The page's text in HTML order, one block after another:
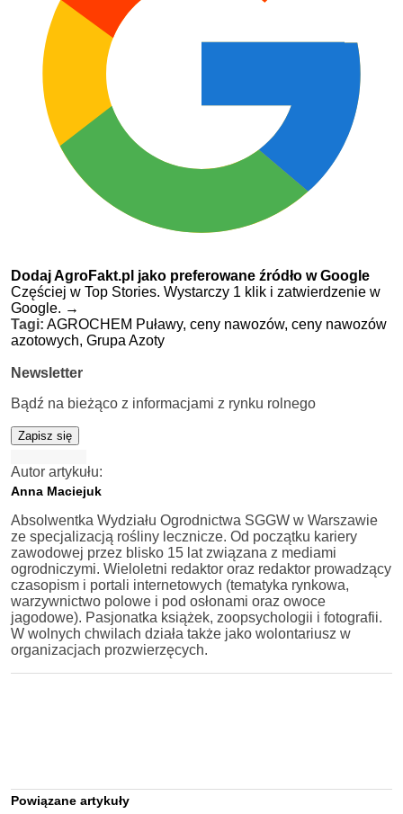
Dodaj AgroFakt.pl jako preferowane źródło w Google
Częściej w Top Stories. Wystarczy 1 klik i zatwierdzenie w
Google. →
Tagi: AGROCHEM Puławy, ceny nawozów, ceny nawozów
azotowych, Grupa Azoty
Newsletter
Bądź na bieżąco z informacjami z rynku rolnego
Zapisz się
Autor artykułu:
Anna Maciejuk
Absolwentka Wydziału Ogrodnictwa SGGW w Warszawie
ze specjalizacją rośliny lecznicze. Od początku kariery
zawodowej przez blisko 15 lat związana z mediami
ogrodniczymi. Wieloletni redaktor oraz redaktor prowadzący
czasopism i portali internetowych (tematyka rynkowa,
warzywnictwo polowe i pod osłonami oraz owoce
jagodowe). Pasjonatka książek, zoopsychologii i fotografii.
W wolnych chwilach działa także jako wolontariusz w
organizacjach prozwierzęcych.
Powiązane artykuły